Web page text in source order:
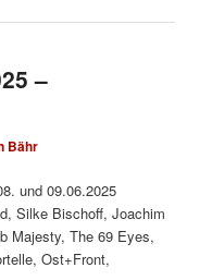
–
Bähr
und 09.06.2025
Silke Bischoff, Joachim
Majesty, The 69 Eyes,
Ost+Front,